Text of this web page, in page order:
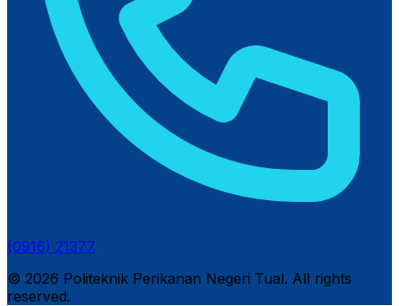
(0916) 21377
© 2026 Politeknik Perikanan Negeri Tual. All rights
reserved.